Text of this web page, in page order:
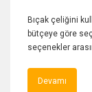
Bıçak çeliğini
bütçeye göre
seçenekler
Devamı